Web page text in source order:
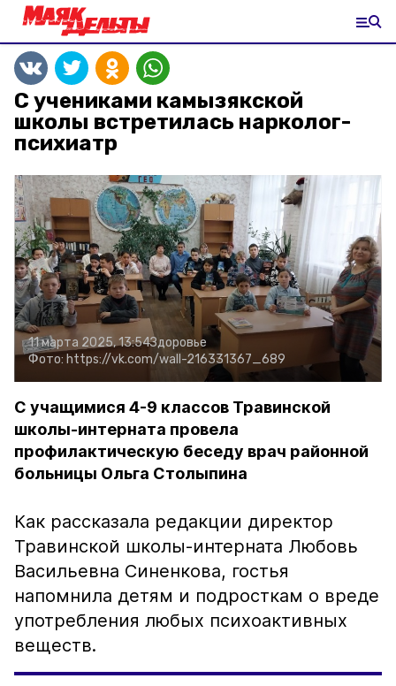
С учениками камызякской
школы встретилась нарколог-
психиатр
11 марта 2025, 13:54Здоровье
Фото: https://vk.com/wall-216331367_689
С учащимися 4-9 классов Травинской
школы-интерната провела
профилактическую беседу врач районной
больницы Ольга Столыпина
Как рассказала редакции директор
Травинской школы-интерната Любовь
Васильевна Синенкова, гостья
напомнила детям и подросткам о вреде
употребления любых психоактивных
веществ.